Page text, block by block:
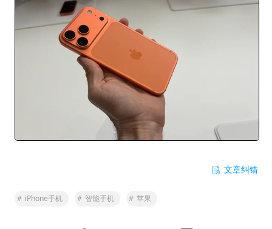
文章纠错
# iPhone手机 # 智能手机 # 苹果